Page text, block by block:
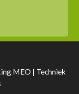
MEO | Techniek